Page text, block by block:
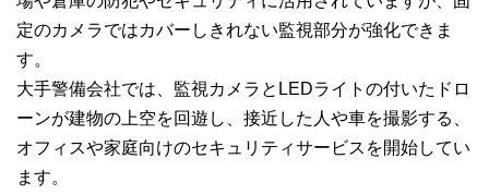
定のカメラではカバーしきれない監視部分が強化できま
す。
大手警備会社では、監視カメラとLEDライトの付いたドロ
ーンが建物の上空を回遊し、接近した人や車を撮影する、
オフィスや家庭向けのセキュリティサービスを開始してい
ます。